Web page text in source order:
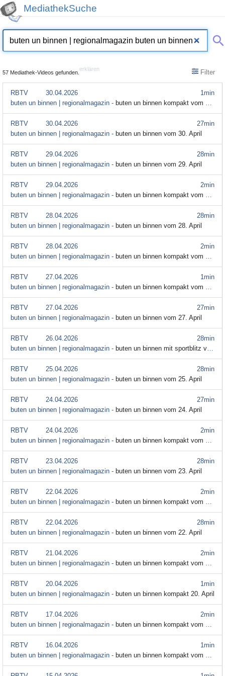
MediathekSuche
57 Mediathek-Videos gefunden.
erklären Filter
1min
RBTV
30.04.2026
buten un binnen | regionalmagazin - buten un binnen kompakt vom 30. April
27min
RBTV
30.04.2026
buten un binnen | regionalmagazin - buten un binnen vom 30. April
28min
RBTV
29.04.2026
buten un binnen | regionalmagazin - buten un binnen vom 29. April
2min
RBTV
29.04.2026
buten un binnen | regionalmagazin - buten un binnen kompakt vom 29. April
28min
RBTV
28.04.2026
buten un binnen | regionalmagazin - buten un binnen vom 28. April
2min
RBTV
28.04.2026
buten un binnen | regionalmagazin - buten un binnen kompakt vom 28. April
1min
RBTV
27.04.2026
buten un binnen | regionalmagazin - buten un binnen kompakt vom 27. April
27min
RBTV
27.04.2026
buten un binnen | regionalmagazin - buten un binnen vom 27. April
28min
RBTV
26.04.2026
buten un binnen | regionalmagazin - buten un binnen mit sportblitz vom 26. April
28min
RBTV
25.04.2026
buten un binnen | regionalmagazin - buten un binnen vom 25. April
27min
RBTV
24.04.2026
buten un binnen | regionalmagazin - buten un binnen vom 24. April
2min
RBTV
24.04.2026
buten un binnen | regionalmagazin - buten un binnen kompakt vom 24. April
28min
RBTV
23.04.2026
buten un binnen | regionalmagazin - buten un binnen vom 23. April
2min
RBTV
22.04.2026
buten un binnen | regionalmagazin - buten un binnen kompakt vom 22. April
28min
RBTV
22.04.2026
buten un binnen | regionalmagazin - buten un binnen vom 22. April
2min
RBTV
21.04.2026
buten un binnen | regionalmagazin - buten un binnen kompakt vom 21. April
1min
RBTV
20.04.2026
buten un binnen | regionalmagazin - buten un binnen kompakt 20. April
2min
RBTV
17.04.2026
buten un binnen | regionalmagazin - buten un binnen kompakt vom 17. April
1min
RBTV
16.04.2026
buten un binnen | regionalmagazin - buten un binnen kompakt vom 16. April